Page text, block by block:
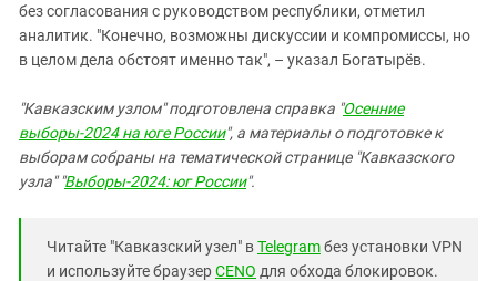
без согласования с руководством республики, отметил
аналитик. "Конечно, возможны дискуссии и компромиссы, но
в целом дела обстоят именно так", – указал Богатырёв.
"Кавказским узлом" подготовлена справка "Осенние
выборы-2024 на юге России", а материалы о подготовке к
выборам собраны на тематической странице "Кавказского
узла" "Выборы-2024: юг России".
Читайте "Кавказский узел" вTelegramбез установки VPN
и используйте браузерCENO для обхода блокировок.